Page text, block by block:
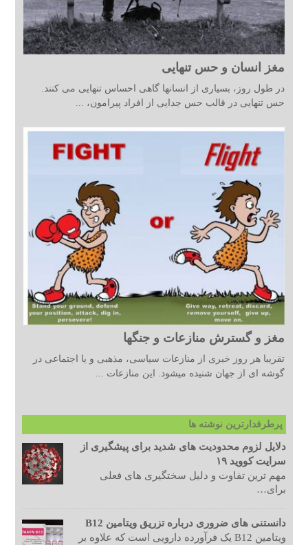
مغز انسان و حس تنهایی
در طول روز، بسیاری از انسانها گاهی احساس تنهایی می کنند.
حس تنهایی در قالب حس جدایی از افراد پیرامون، ...
مغز و گسترش منازعات و جنگها
تقریبا هر روز خبری از منازعات سیاسی، مذهبی و یا اجتماعی در
گوشه ای از جهان شنیده میشود. این منازعات ...
پرطرفدارترین نوشته ها
دلایل لزوم محدودیت های شدید برای پیشگیری از
سرایت کووید ۱۹
مهم ترین تفاوت و دلیل سختگیری های فعلی
برای…
دانستنی های ضروری درباره تزریق ویتامین B12
ویتامین B12 یک فرآورده دارویی است که علاوه بر